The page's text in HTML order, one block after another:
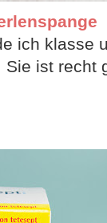
ich klasse
ist recht